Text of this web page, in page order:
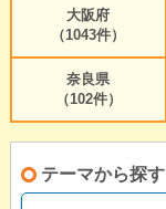
大阪府
（1043件）
奈良県
（102件）
テーマから探す